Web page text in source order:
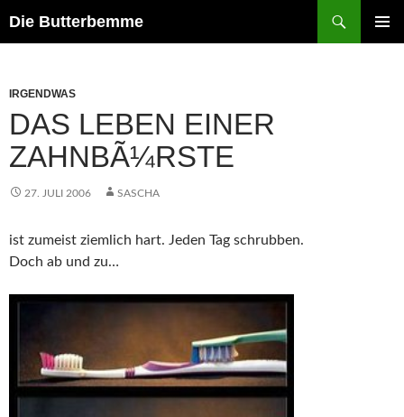
Inhalt
Die Butterbemme
IRGENDWAS
DAS LEBEN EINER
ZAHNBÃ¼RSTE
27. JULI 2006 SASCHA
ist zumeist ziemlich hart. Jeden Tag schrubben.
Doch ab und zu…